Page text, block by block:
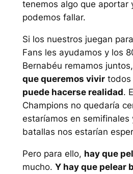
tenemos algo que aportar
podemos fallar.
Si los nuestros juegan
Fans les ayudamos y los
Bernabéu remamos
que queremos vivirtodos
puede hacerse realidad.
Champions no quedaría
estaríamos en semifinales
batallas nos estarían
Pero para ello, hay que
mucho. Y hay que pelear